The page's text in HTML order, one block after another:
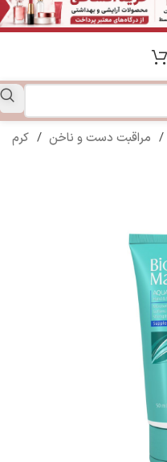
/ مراقبت دست و ناخن / کرم